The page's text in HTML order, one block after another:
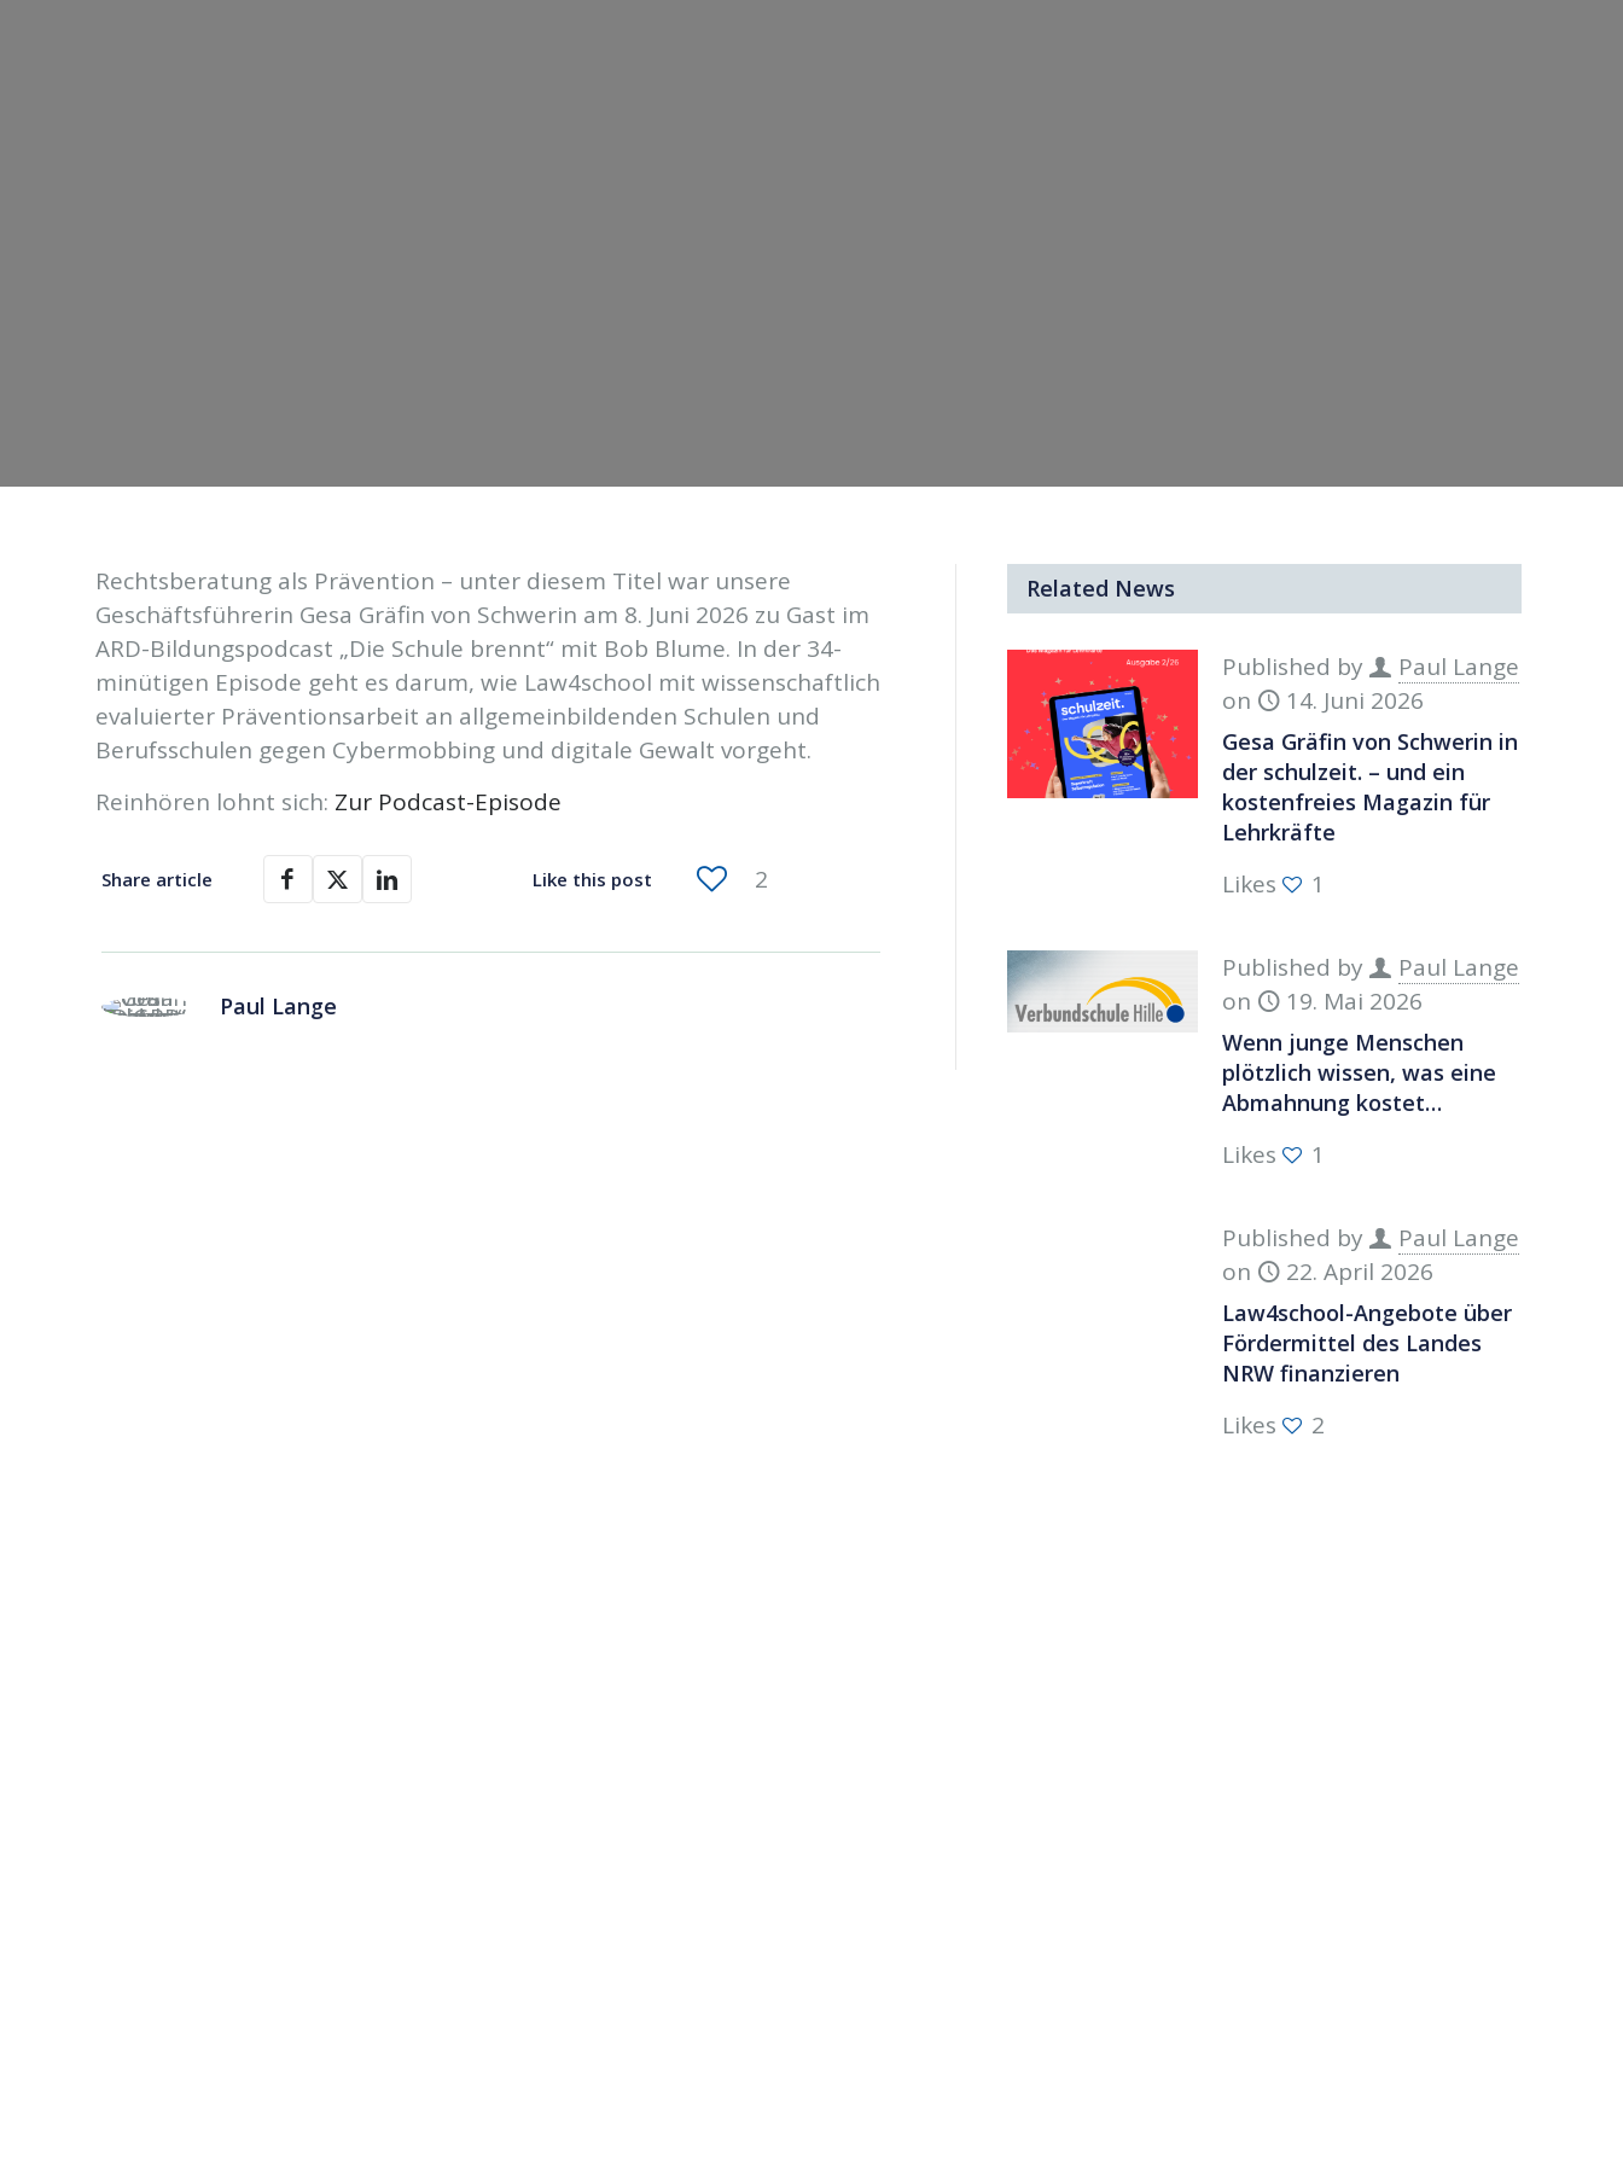
Rechtsberatung als Prävention – unter diesem Titel war unsere
Geschäftsführerin Gesa Gräfin von Schwerin am 8. Juni 2026 zu Gast im
ARD-Bildungspodcast „Die Schule brennt“ mit Bob Blume. In der 34-
minütigen Episode geht es darum, wie Law4school mit wissenschaftlich
evaluierter Präventionsarbeit an allgemeinbildenden Schulen und
Berufsschulen gegen Cybermobbing und digitale Gewalt vorgeht.
Reinhören lohnt sich: Zur Podcast-Episode
Share article Like this post 2
Paul Lange
Related News
Published by
Paul Lange
on
14. Juni 2026
Gesa Gräfin von Schwerin in
der schulzeit. – und ein
kostenfreies Magazin für
Lehrkräfte
Likes 1
Published by
Paul Lange
on
19. Mai 2026
Wenn junge Menschen
plötzlich wissen, was eine
Abmahnung kostet…
Likes 1
Published by
Paul Lange
on
22. April 2026
Law4school-Angebote über
Fördermittel des Landes
NRW finanzieren
Likes 2